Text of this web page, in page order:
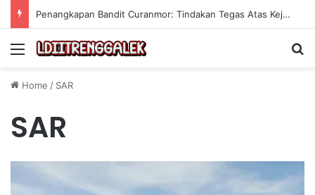
Penangkapan Bandit Curanmor: Tindakan Tegas Atas Kejahatan Sepeda Motor
Menu
Home / SAR
SAR